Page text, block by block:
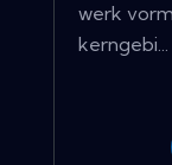
werk
kerngebi...